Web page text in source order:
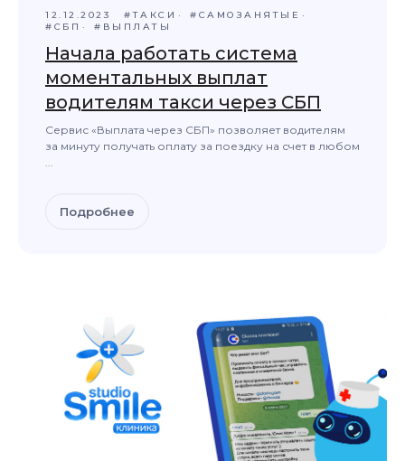
12.12.2023 #ТАКСИ
#САМОЗАНЯТЫЕ
#СБП
#ВЫПЛАТЫ
Начала работать система
моментальных выплат
водителям такси через СБП
Сервис «Выплата через СБП» позволяет водителям
за минуту получать оплату за поездку на счет в любом
...
Подробнее